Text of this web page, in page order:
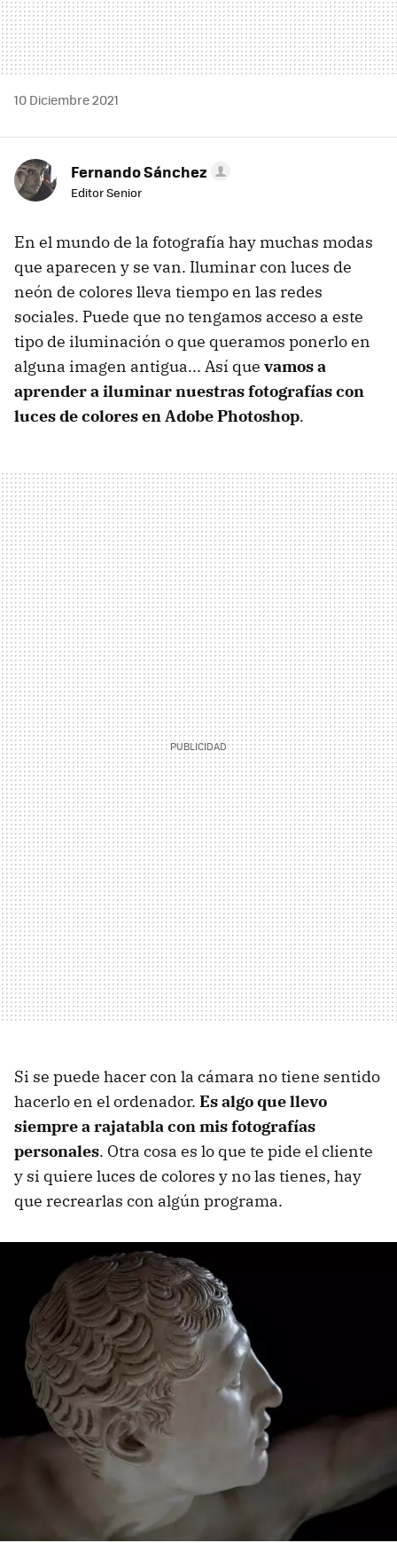
10 Diciembre 2021
Fernando Sánchez
Editor Senior
En el mundo de la fotografía hay muchas modas
que aparecen y se van. Iluminar con luces de
neón de colores lleva tiempo en las redes
sociales. Puede que no tengamos acceso a este
tipo de iluminación o que queramos ponerlo en
alguna imagen antigua... Así que vamos a
aprender a iluminar nuestras fotografías con
luces de colores en Adobe Photoshop.
Si se puede hacer con la cámara no tiene sentido
hacerlo en el ordenador. Es algo que llevo
siempre a rajatabla con mis fotografías
personales. Otra cosa es lo que te pide el cliente
y si quiere luces de colores y no las tienes, hay
que recrearlas con algún programa.